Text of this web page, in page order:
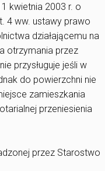
kwietnia 2003 r. o
4 ww. ustawy prawo
działającemu na
otrzymania przez
przysługuje jeśli w
do powierzchni nie
zamieszkania
przeniesienia
przez Starostwo